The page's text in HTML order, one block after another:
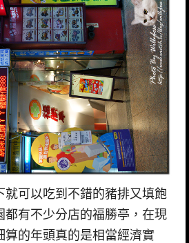
可以吃到不錯的豬排又填飽
都有不少分店的福勝亭，在現
算的年頭真的是相當經濟實